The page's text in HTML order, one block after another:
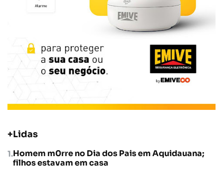
+Lidas
Homem m0rre no Dia dos Pais em Aquidauana;
filhos estavam em casa